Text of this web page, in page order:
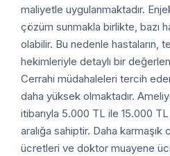
maliyetle uygulanmaktadır.
çözüm sunmakla birlikte, bazı
olabilir. Bu nedenle hastaların,
hekimleriyle detaylı bir
Cerrahi müdahaleleri tercih
daha yüksek olmaktadır.
itibarıyla 5.000 TL ile 15.000
aralığa sahiptir. Daha
ücretleri ve doktor muayene